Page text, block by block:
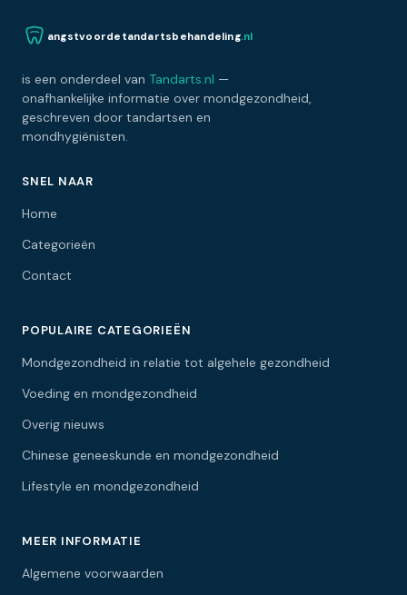
angstvoordetandartsbehandeling.nl
is een onderdeel van Tandarts.nl —
onafhankelijke informatie over mondgezondheid,
geschreven door tandartsen en
mondhygiënisten.
SNEL NAAR
Home
Categorieën
Contact
POPULAIRE CATEGORIEËN
Mondgezondheid in relatie tot algehele gezondheid
Voeding en mondgezondheid
Overig nieuws
Chinese geneeskunde en mondgezondheid
Lifestyle en mondgezondheid
MEER INFORMATIE
Algemene voorwaarden